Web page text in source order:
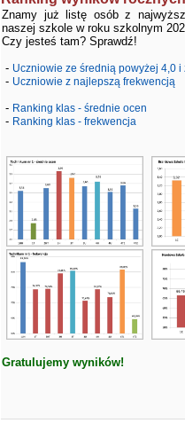
Znamy już listę osób z
naszej szkole w roku szkolnym
Czy jesteś tam? Sprawdź!
- Uczniowie ze średnią powyżej 4,0
- Uczniowie z najlepszą frekwencją
- Ranking klas - średnie ocen
- Ranking klas - frekwencja
Gratulujemy wyników!